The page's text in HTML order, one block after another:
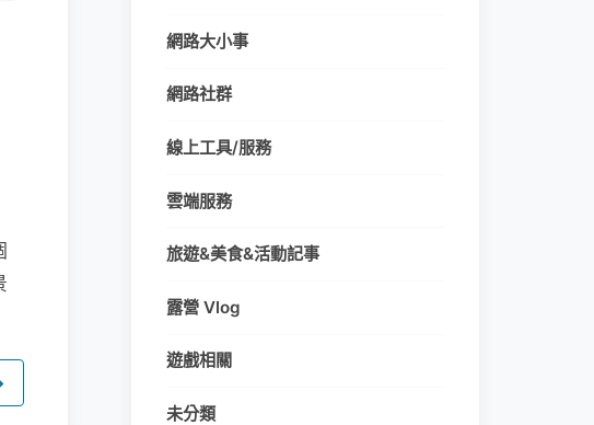
網路大小事
網路社群
線上工具/服務
雲端服務
旅遊&美食&活動記事
露營 Vlog
遊戲相關
未分類